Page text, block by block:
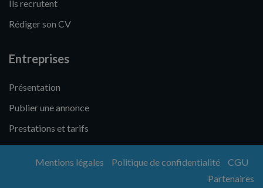
Ils recrutent
Rédiger son CV
Entreprises
Présentation
Publier une annonce
Prestations et tarifs
Mentions légales Politique de confidentialité
CGU
Partenaires